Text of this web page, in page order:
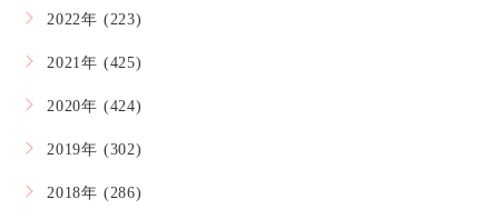
2022年 (223)
2021年 (425)
2020年 (424)
2019年 (302)
2018年 (286)